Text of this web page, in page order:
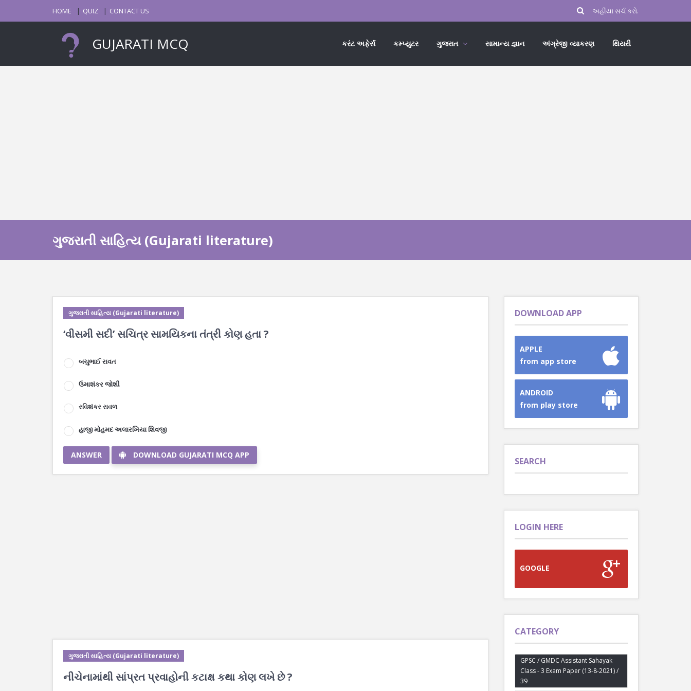
HOME QUIZ CONTACT US
GUJARATI MCQ કરંટ અફેર્સ કમ્પ્યુટર ગુજરાત સામાન્ય જ્ઞાન અંગ્રેજી વ્યાકરણ થિયરી
ગુજરાતી સાહિત્ય (Gujarati literature)
ગુજરાતી સાહિત્ય (Gujarati literature)
‘વીસમી સદી’ સચિત્ર સામયિકના તંત્રી કોણ હતા ?
બચુભાઈ રાવત
ઉમાશંકર જોશી
રવિશંકર રાવળ
હાજી મોહમદ અલારખિયા શિવજી
ANSWER DOWNLOAD GUJARATI MCQ APP
ગુજરાતી સાહિત્ય (Gujarati literature)
નીચેનામાંથી સાંપ્રત પ્રવાહોની કટાક્ષ કથા કોણ લખે છે ?
DOWNLOAD APP
APPLE
from app store
ANDROID
from play store
SEARCH
LOGIN HERE
GOOGLE
CATEGORY
GPSC / GMDC Assistant Sahayak
Class - 3 Exam Paper (13-8-2021) /
39